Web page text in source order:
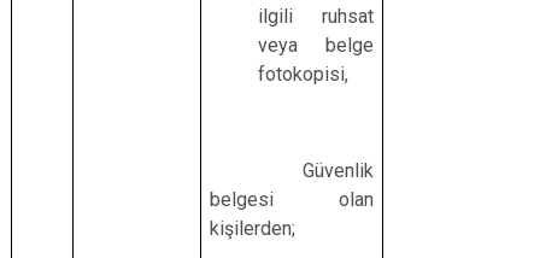
ilgili ruhsat
veya belge
fotokopisi,
Güvenlik
belgesi olan
kişilerden;